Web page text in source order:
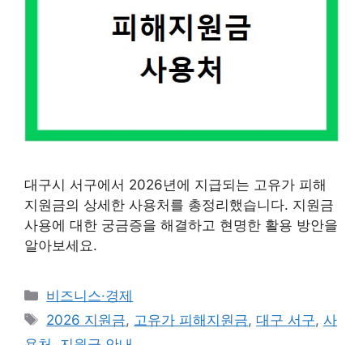
대구시 서구에서 2026년에 지급되는 고유가 피해
지원금의 상세한 사용처를 총정리했습니다. 지원금
사용에 대한 궁금증을 해결하고 현명한 활용 방안을
알아보세요.
카
테
비즈니스·경제
태
그
2026 지원금, 고유가 피해지원금,대구 서구,사